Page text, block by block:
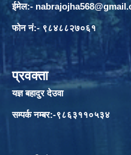
ईमेल:-
फोन नं:- ९८४८८२७०६१
प्रवक्ता
यज्ञ बहादुर देउवा
सम्पर्क नम्बर:-९८६३११०५३४